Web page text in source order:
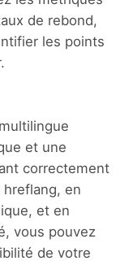
de rebond,
les points
et une
correctement
en
et en
vous pouvez
de votre